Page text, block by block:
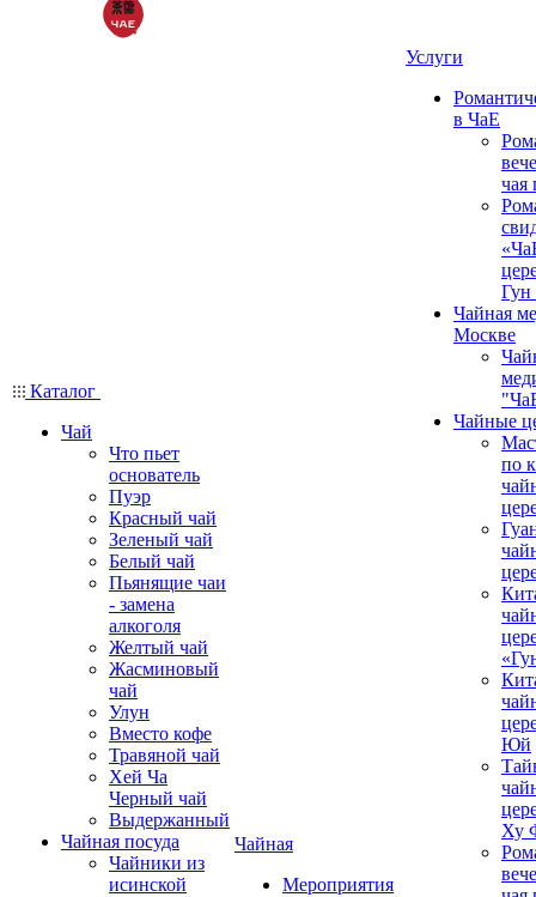
Каталог
Чай
Что пьет
основатель
Пуэр
Красный чай
Зеленый чай
Белый чай
Пьянящие чаи
- замена
алкоголя
Желтый чай
Жасминовый
чай
Улун
Вместо кофе
Травяной чай
Хей Ча
Черный чай
Выдержанный
Чайная посуда
Чайники из
исинской
Чайная
Мероприятия
Услуги
в ЧаЕ
Чайная
Москве
Чайные
по
Юй
Ху